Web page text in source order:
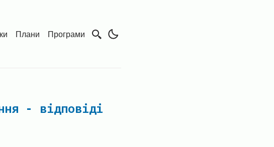
Плани Програми
- відповіді